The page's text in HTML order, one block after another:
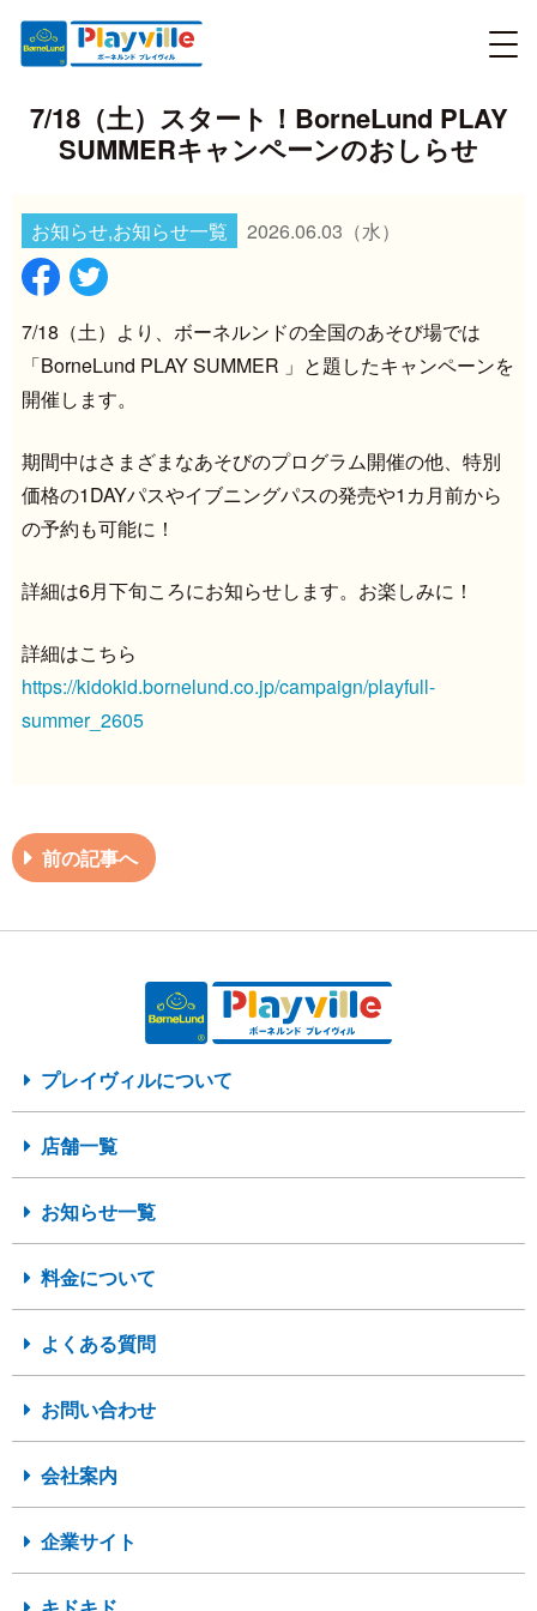
7/18（土）スタート！BorneLund PLAY
SUMMERキャンペーンのおしらせ
お知らせ,お知らせ一覧 2026.06.03 （水）
7/18（土）より、ボーネルンドの全国のあそび場では
「BorneLund PLAY SUMMER 」と題したキャンペーンを
開催します。
期間中はさまざまなあそびのプログラム開催の他、特別
価格の1DAYパスやイブニングパスの発売や1カ月前から
の予約も可能に！
詳細は6月下旬ころにお知らせします。お楽しみに！
詳細はこちら
https://kidokid.bornelund.co.jp/campaign/playfull-
summer_2605
前の記事へ
プレイヴィルについて
店舗一覧
お知らせ一覧
料金について
よくある質問
お問い合わせ
会社案内
企業サイト